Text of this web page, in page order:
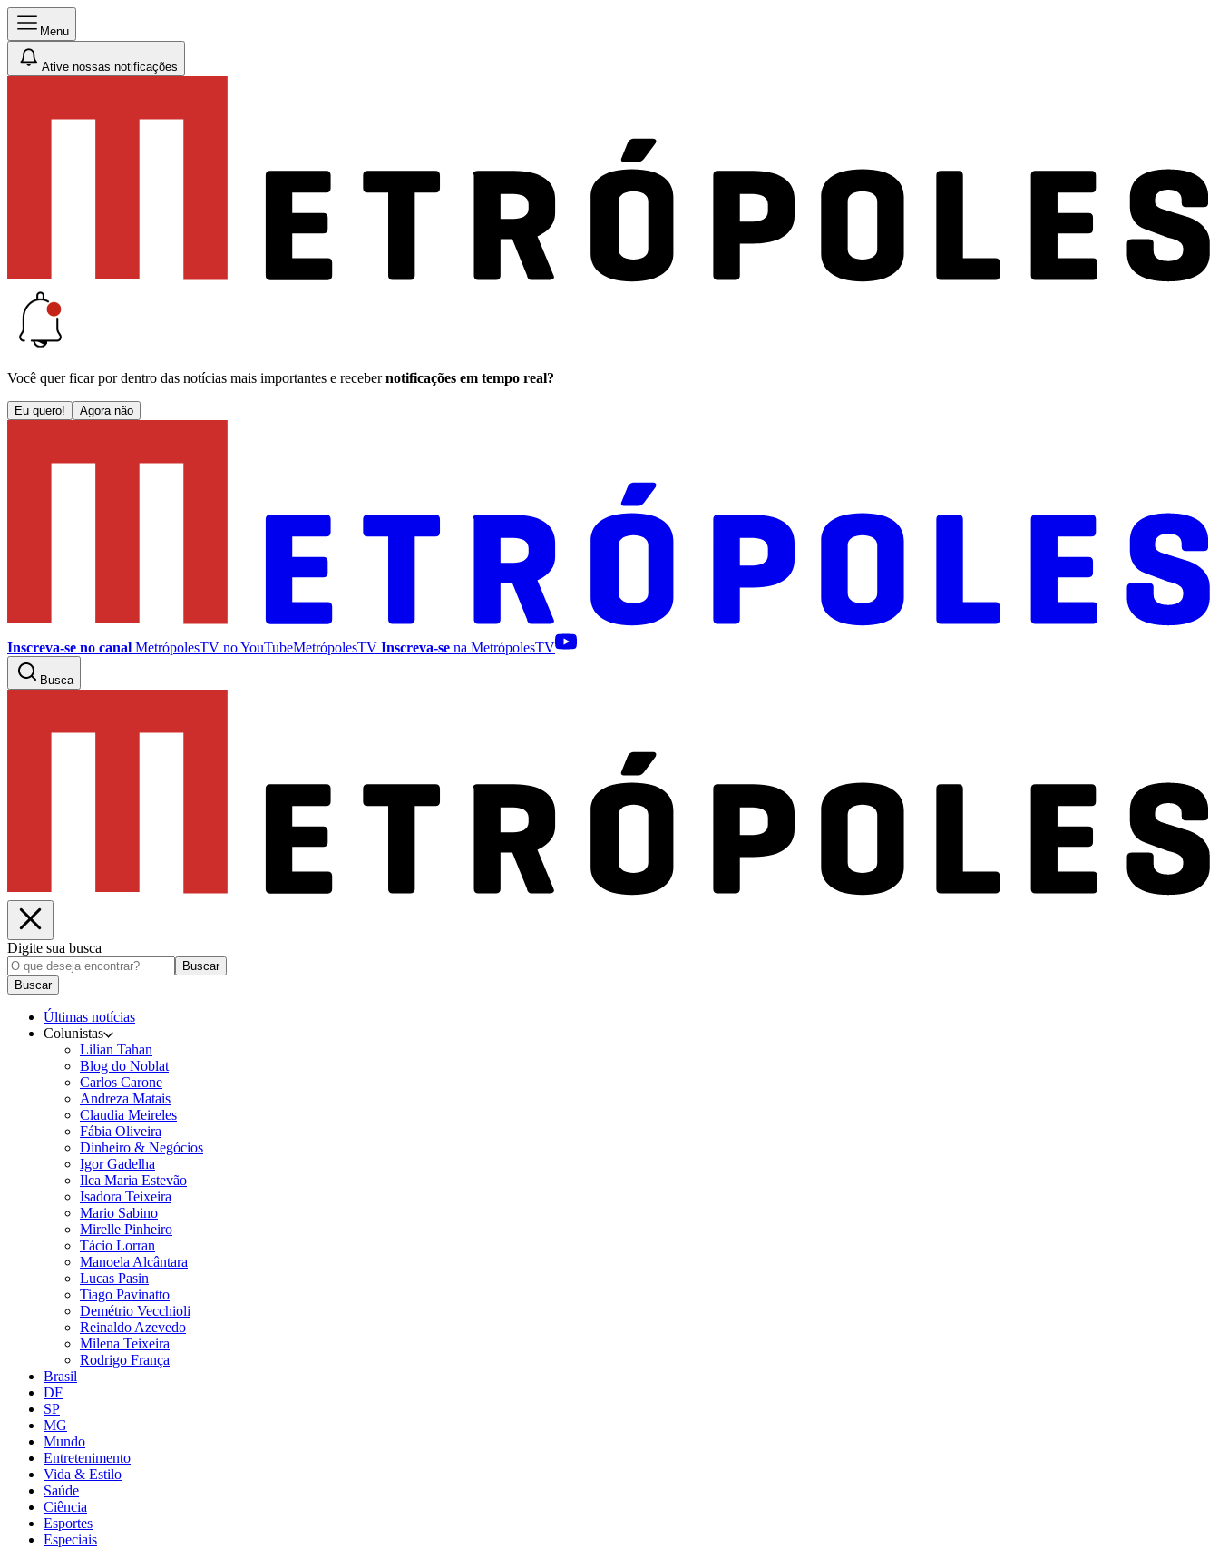
Menu
Ative nossas notificações
Você quer ficar por dentro das notícias mais importantes e receber notificações em tempo real?
Eu quero! Agora não
Inscreva-se no canal MetrópolesTV noYouTubeMetrópolesTV Inscreva-se na MetrópolesTV
Busca
Digite sua busca
Buscar
Buscar
Últimas notícias
Colunistas
Lilian Tahan
Blog do Noblat
Carlos Carone
Andreza Matais
Claudia Meireles
Fábia Oliveira
Dinheiro & Negócios
Igor Gadelha
Ilca Maria Estevão
Isadora Teixeira
Mario Sabino
Mirelle Pinheiro
Tácio Lorran
Manoela Alcântara
Lucas Pasin
Tiago Pavinatto
Demétrio Vecchioli
Reinaldo Azevedo
Milena Teixeira
Rodrigo França
Brasil
DF
SP
MG
Mundo
Entretenimento
Vida & Estilo
Saúde
Ciência
Esportes
Especiais